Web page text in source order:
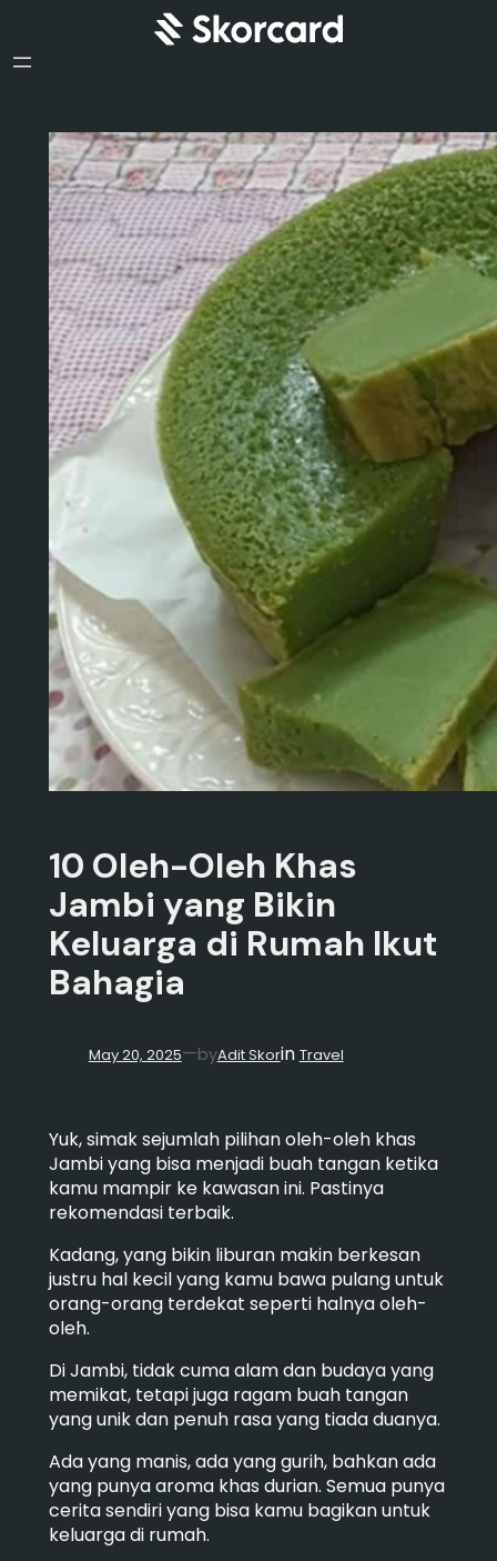
10 Oleh-Oleh Khas
Jambi yang Bikin
Keluarga di Rumah Ikut
Bahagia
May 20, 2025—byAdit Skorin Travel
Yuk, simak sejumlah pilihan oleh-oleh khas
Jambi yang bisa menjadi buah tangan ketika
kamu mampir ke kawasan ini. Pastinya
rekomendasi terbaik.
Kadang, yang bikin liburan makin berkesan
justru hal kecil yang kamu bawa pulang untuk
orang-orang terdekat seperti halnya oleh-
oleh.
Di Jambi, tidak cuma alam dan budaya yang
memikat, tetapi juga ragam buah tangan
yang unik dan penuh rasa yang tiada duanya.
Ada yang manis, ada yang gurih, bahkan ada
yang punya aroma khas durian. Semua punya
cerita sendiri yang bisa kamu bagikan untuk
keluarga di rumah.